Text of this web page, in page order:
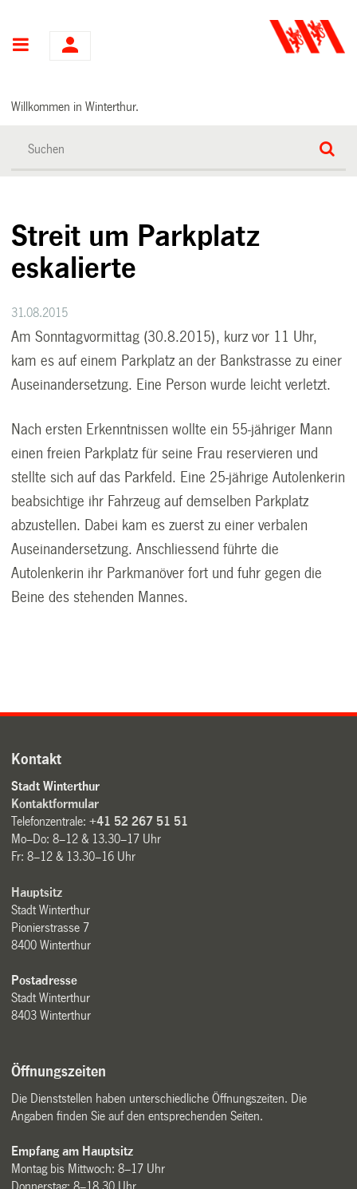
Hauptnavigation
Willkommen in Winterthur.
Streit um Parkplatz
eskalierte
31.08.2015
Am Sonntagvormittag (30.8.2015), kurz vor 11 Uhr,
kam es auf einem Parkplatz an der Bankstrasse zu einer
Auseinandersetzung. Eine Person wurde leicht verletzt.
Nach ersten Erkenntnissen wollte ein 55-jähriger Mann
einen freien Parkplatz für seine Frau reservieren und
stellte sich auf das Parkfeld. Eine 25-jährige Autolenkerin
beabsichtige ihr Fahrzeug auf demselben Parkplatz
abzustellen. Dabei kam es zuerst zu einer verbalen
Auseinandersetzung. Anschliessend führte die
Autolenkerin ihr Parkmanöver fort und fuhr gegen die
Beine des stehenden Mannes.
Kontakt
Stadt Winterthur
Kontaktformular
Telefonzentrale:+41 52 267 51 51
Mo–Do: 8–12 & 13.30–17 Uhr
Fr: 8–12 & 13.30–16 Uhr
Hauptsitz
Stadt Winterthur
Pionierstrasse 7
8400 Winterthur
Postadresse
Stadt Winterthur
8403 Winterthur
Öffnungszeiten
Die Dienststellen haben unterschiedliche Öffnungszeiten. Die
Angaben finden Sie auf den entsprechenden Seiten.
Empfang am Hauptsitz
Montag bis Mittwoch: 8–17 Uhr
Donnerstag: 8–18.30 Uhr